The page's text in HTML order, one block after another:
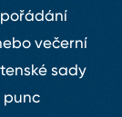
večerní
sady
punc